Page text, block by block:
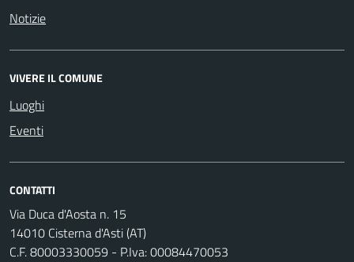
Notizie
VIVERE IL COMUNE
Luoghi
Eventi
CONTATTI
Via Duca d'Aosta n. 15
14010 Cisterna d'Asti (AT)
C.F. 80003330059 - P.Iva: 00084470053